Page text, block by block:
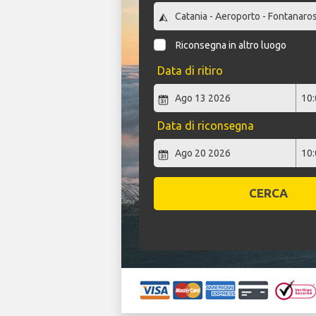
Riconsegna in altro luogo
Data di ritiro
Data di riconsegna
CERCA